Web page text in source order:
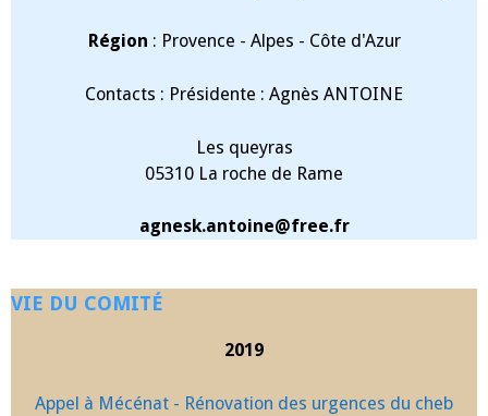
Région : Provence - Alpes - Côte d'Azur
Contacts : Présidente : Agnès ANTOINE
Les queyras
05310 La roche de Rame
agnesk.antoine@free.fr
VIE DU COMITÉ
2019
Appel à Mécénat - Rénovation des urgences du cheb